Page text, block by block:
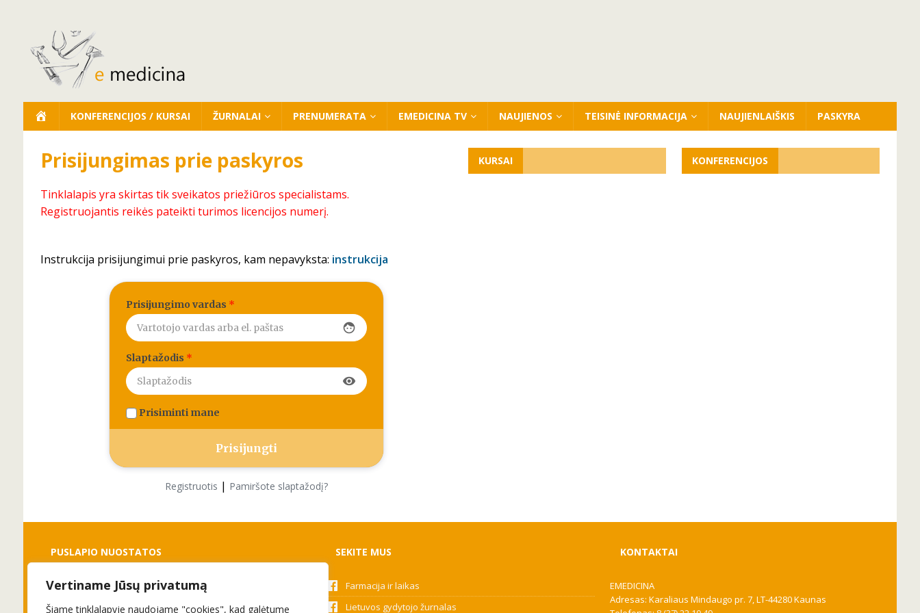
Vertiname Jūsų privatumą
Šiame tinklalapyje naudojame "cookies", kad galėtume
KONFERENCIJOS / KURSAI ŽURNALAI PRENUMERATA EMEDICINA TV NAUJIENOS TEISINĖ INFORMACIJA NAUJIENLAIŠKIS PASKYRA
Prisijungimas prie paskyros
Tinklalapis yra skirtas tik sveikatos priežiūros specialistams.
Registruojantis reikės pateikti turimos licencijos numerį.
Instrukcija prisijungimui prie paskyros, kam nepavyksta: instrukcija
Prisijungimo vardas *
face
Slaptažodis *
visibility
Prisiminti mane
Registruotis | Pamiršote slaptažodį?
KURSAI KONFERENCIJOS
PUSLAPIO NUOSTATOS
Slapukai
Privatumo politika
SEKITE MUS
Farmacija ir laikas
Lietuvos gydytojo žurnalas
KONTAKTAI
EMEDICINA
Adresas: Karaliaus Mindaugo pr. 7, LT-44280 Kaunas